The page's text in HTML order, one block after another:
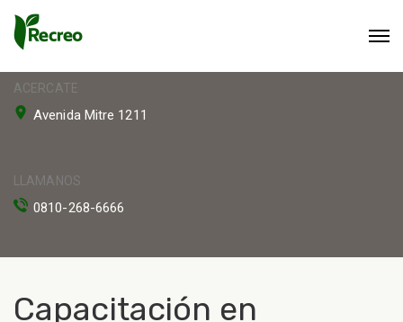
ACERCATE
Avenida Mitre 1211
LLAMANOS
0810-268-6666
Capacitación en